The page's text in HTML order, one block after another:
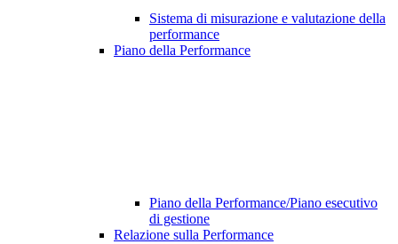
Sistema di misurazione e valutazione della
performance
Piano della Performance
Piano della Performance/Piano esecutivo
di gestione
Relazione sulla Performance